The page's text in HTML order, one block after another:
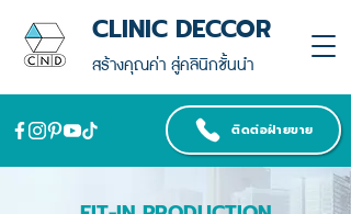
สร้างคุณค่า สู่คลินิกชั้นนำ
CLINIC DECCOR
ติดต่อฝ่ายขาย